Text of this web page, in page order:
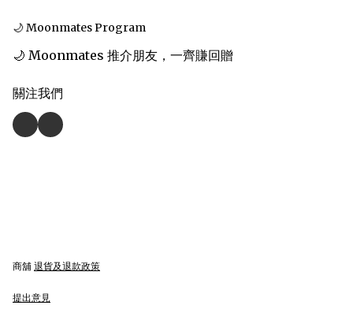
🌙 Moonmates Program
🌙 Moonmates 推介朋友，一齊賺回贈
關注我們
商舖 退貨及退款政策
提出意見